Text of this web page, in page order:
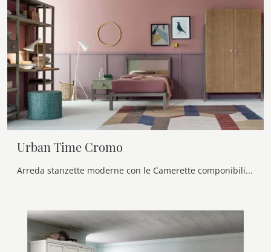
Urban Time Cromo
Arreda stanzette moderne con le Camerette componibili Callesella! Il modello Urban Time Cromo in legno è per ragazzi.